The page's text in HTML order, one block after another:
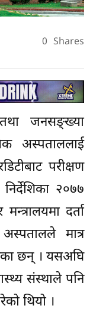
0 Shares
जनसङ्ख्या
अस्पताललाई
परीक्षण
२०७७
दर्ता
मात्र
छन् । यसअघि
संस्थाले पनि
थियो ।